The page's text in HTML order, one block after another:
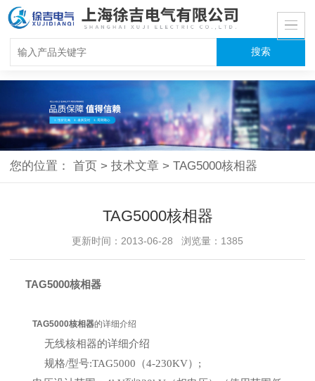
您的位置： 首页 > 技术文章 > TAG5000核相器
TAG5000核相器
更新时间：2013-06-28 浏览量：1385
TAG5000核相器
TAG5000核相器的详细介绍
无线核相器的详细介绍
规格/型号:TAG5000（4-230KV）;